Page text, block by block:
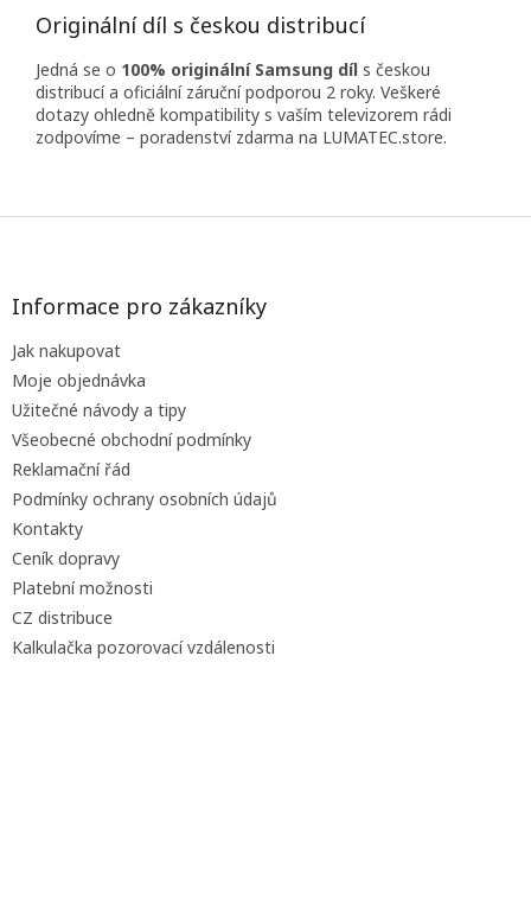
Originální díl s českou distribucí
Jedná se o 100% originální Samsung díl s českou
distribucí a oficiální záruční podporou 2 roky. Veškeré
dotazy ohledně kompatibility s vaším televizorem rádi
zodpovíme – poradenství zdarma na LUMATEC.store.
Z
Informace pro zákazníky
Jak nakupovat
Moje objednávka
Užitečné návody a tipy
Všeobecné obchodní podmínky
Reklamační řád
Podmínky ochrany osobních údajů
Kontakty
Ceník dopravy
Platební možnosti
CZ distribuce
Kalkulačka pozorovací vzdálenosti